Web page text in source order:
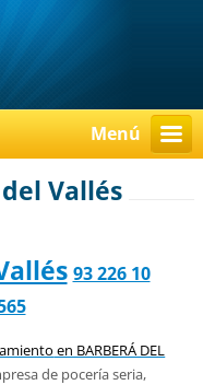
Menú
Vallés
93 226 10
en BARBERÁ DEL
de pocería seria,